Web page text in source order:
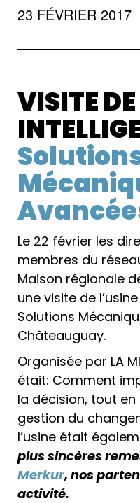
23 FÉVRIER 2017
VISITE
Le 22 février les
membres du
Maison régionale
une visite de
Solutions
Châteauguay.
Organisée par LA
était: Comment
la décision, tout en
gestion du
l’usine était
plus sincères
Merkur, nos
activité.